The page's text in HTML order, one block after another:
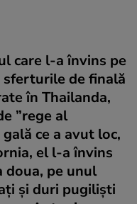
care l-a învins pe
sferturile de finală
în Thailanda,
”rege al
ce a avut loc,
el l-a învins
doua, pe unul
şi duri pugilişti